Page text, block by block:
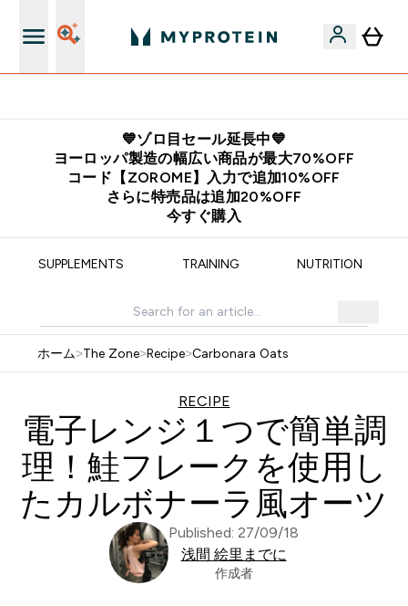
💙ゾロ目セール延長中💙
ヨーロッパ製造の幅広い商品が最大70%OFF
コード【ZOROME】入力で追加10%OFF
さらに特売品は追加20%OFF
今すぐ購入
SUPPLEMENTS TRAINING NUTRITION
ホーム>The Zone>Recipe>Carbonara Oats
RECIPE
電子レンジ１つで簡単調
理！鮭フレークを使用し
たカルボナーラ風オーツ
Published: 27/09/18
浅間 絵里までに
作成者